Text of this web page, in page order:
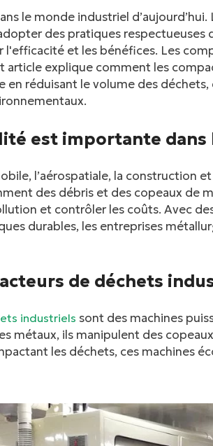
le monde industriel
des pratiques
et les bénéfices. Les
article explique comment les
en réduisant le volume des
est importante dans
l’aérospatiale, la construction
des débris et des copeaux de
et contrôler les coûts. Avec
durables, les entreprises
de déchets
industriels sont des machines
métaux, ils manipulent des
les déchets, ces machines